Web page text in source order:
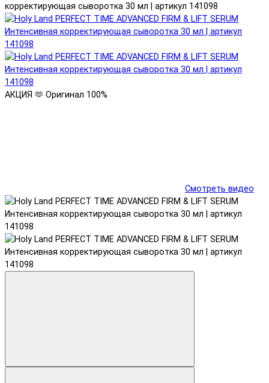
корректирующая сыворотка 30 мл | артикул 141098
АКЦИЯ 🫶 Оригинал 100%
Смотреть видео